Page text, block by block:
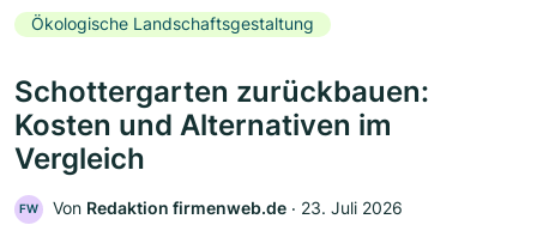
Ökologische Landschaftsgestaltung
Schottergarten zurückbauen:
Kosten und Alternativen im
Vergleich
FW Von Redaktion firmenweb.de ‧ 23. Juli 2026